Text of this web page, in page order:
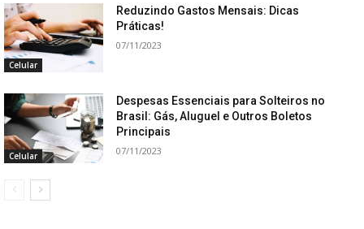
Celular
Reduzindo Gastos Mensais: Dicas
Práticas!
07/11/2023
Celular
Despesas Essenciais para Solteiros no
Brasil: Gás, Aluguel e Outros Boletos
Principais
07/11/2023